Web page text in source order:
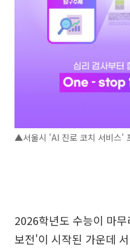
▲서울시 'AI 진로 코치 서비스'
2026학년도 수능이 마
보전'이 시작된 가운데